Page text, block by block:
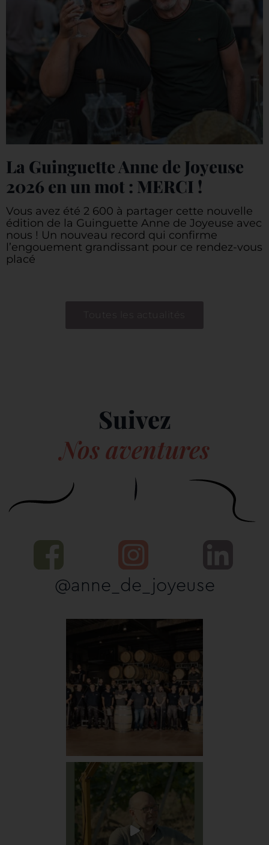
La Guinguette Anne de Joyeuse
2026 en un mot : MERCI !
Vous avez été 2 600 à partager cette nouvelle
édition de la Guinguette Anne de Joyeuse avec
nous ! Un nouveau record qui confirme
l’engouement grandissant pour ce rendez-vous
placé
Toutes les actualités
Suivez
Nos aventures
@anne_de_joyeuse